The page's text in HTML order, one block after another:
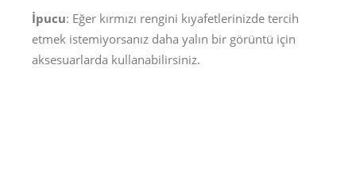
İpucu: Eğer kırmızı rengini kıyafetlerinizde tercih
etmek istemiyorsanız daha yalın bir görüntü için
aksesuarlarda kullanabilirsiniz.